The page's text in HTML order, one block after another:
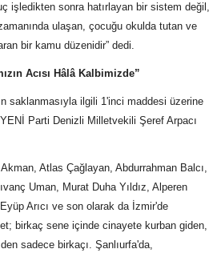
işledikten sonra hatırlayan bir sistem değil,
ulaşan, çocuğu okulda tutan ve
bir kamu düzenidir” dedi.
Acısı Hâlâ Kalbimizde”
saklanmasıyla ilgili 1'inci maddesi üzerine
Parti Denizli Milletvekili Şeref Arpacı
Atlas Çağlayan, Abdurrahman Balcı,
Uman, Murat Duha Yıldız, Alperen
Arıcı ve son olarak da İzmir'de
birkaç sene içinde cinayete kurban giden,
sadece birkaçı. Şanlıurfa'da,